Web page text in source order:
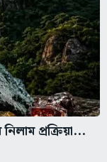
প্রক্রিয়া...